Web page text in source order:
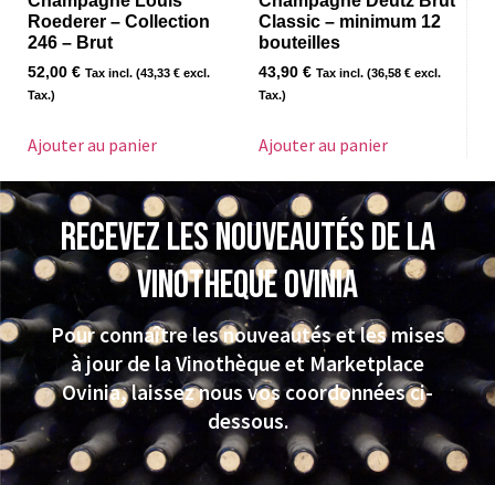
Roederer – Collection
246 – Brut
52,00 € Tax incl. (43,33 € excl.
Tax.)
Ajouter au panier
Classic – minimum 12
bouteilles
43,90 € Tax incl. (36,58 € excl.
Tax.)
Ajouter au panier
Recevez les nouveautés de la
VINOTHEQUE Ovinia
Pour connaître les nouveautés et les mises
à jour de la Vinothèque et Marketplace
Ovinia, laissez nous vos coordonnées ci-
dessous.